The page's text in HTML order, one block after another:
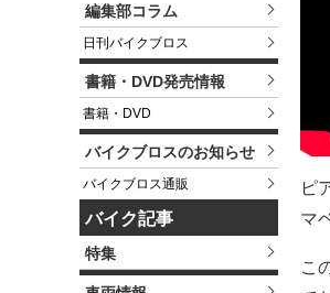
編集部コラム
日刊バイクブロス
書籍・DVD発売情報
書籍・DVD
バイクブロスのお知らせ
バイクブロス通販
バイク記事
特集
ピ
マ
こ